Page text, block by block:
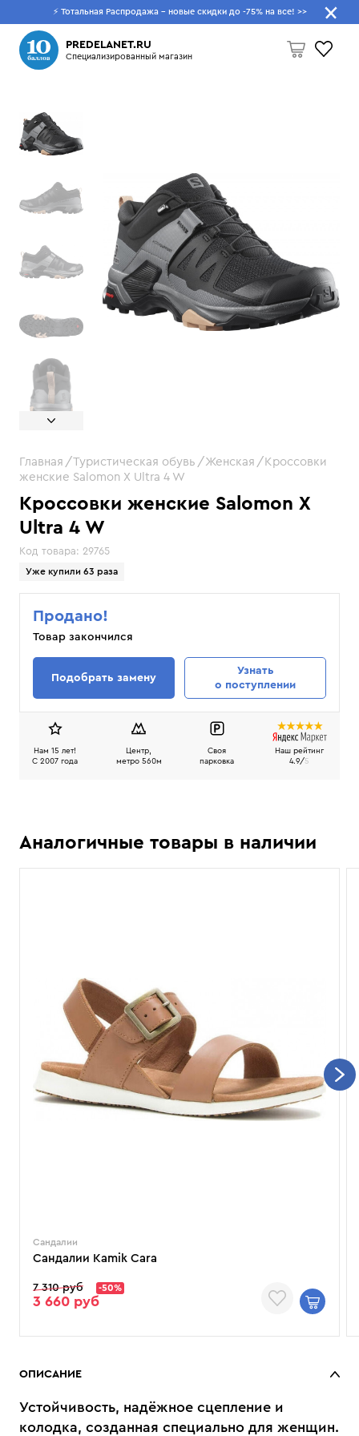
⚡ Тотальная Распродажа - новые скидки до -75% на все! >>
PREDELANET.RU
Специализированный магазин
Пусто
Что будем искать?
Кроссовки женские Salomon X
Ultra 4 W
Код товара: 29765
Уже купили 63 раза
Главная Туристическая обувь Женская
Кроссовки
женские Salomon X Ultra 4 W
Продано!
Товар закончился
Подобрать замену
Узнать
о поступлении
Нам 15 лет!
C 2007 года
Центр,
метро 560м
Своя
парковка
Наш рейтинг
4.9/5
Аналогичные товары в наличии
Сандалии
Сандалии Kamik Cara
7 310 руб -50%
3 660 руб
ОПИСАНИЕ
Устойчивость, надёжное сцепление и
колодка, созданная специально для женщин.